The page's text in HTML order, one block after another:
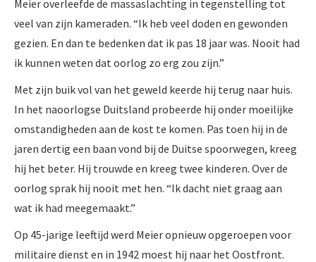
Meier overleefde de massaslachting in tegenstelling tot
veel van zijn kameraden. “Ik heb veel doden en gewonden
gezien. En dan te bedenken dat ik pas 18 jaar was. Nooit had
ik kunnen weten dat oorlog zo erg zou zijn.”
Met zijn buik vol van het geweld keerde hij terug naar huis.
In het naoorlogse Duitsland probeerde hij onder moeilijke
omstandigheden aan de kost te komen. Pas toen hij in de
jaren dertig een baan vond bij de Duitse spoorwegen, kreeg
hij het beter. Hij trouwde en kreeg twee kinderen. Over de
oorlog sprak hij nooit met hen. “Ik dacht niet graag aan
wat ik had meegemaakt.”
Op 45-jarige leeftijd werd Meier opnieuw opgeroepen voor
militaire dienst en in 1942 moest hij naar het Oostfront.